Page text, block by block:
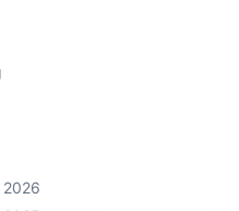
2026